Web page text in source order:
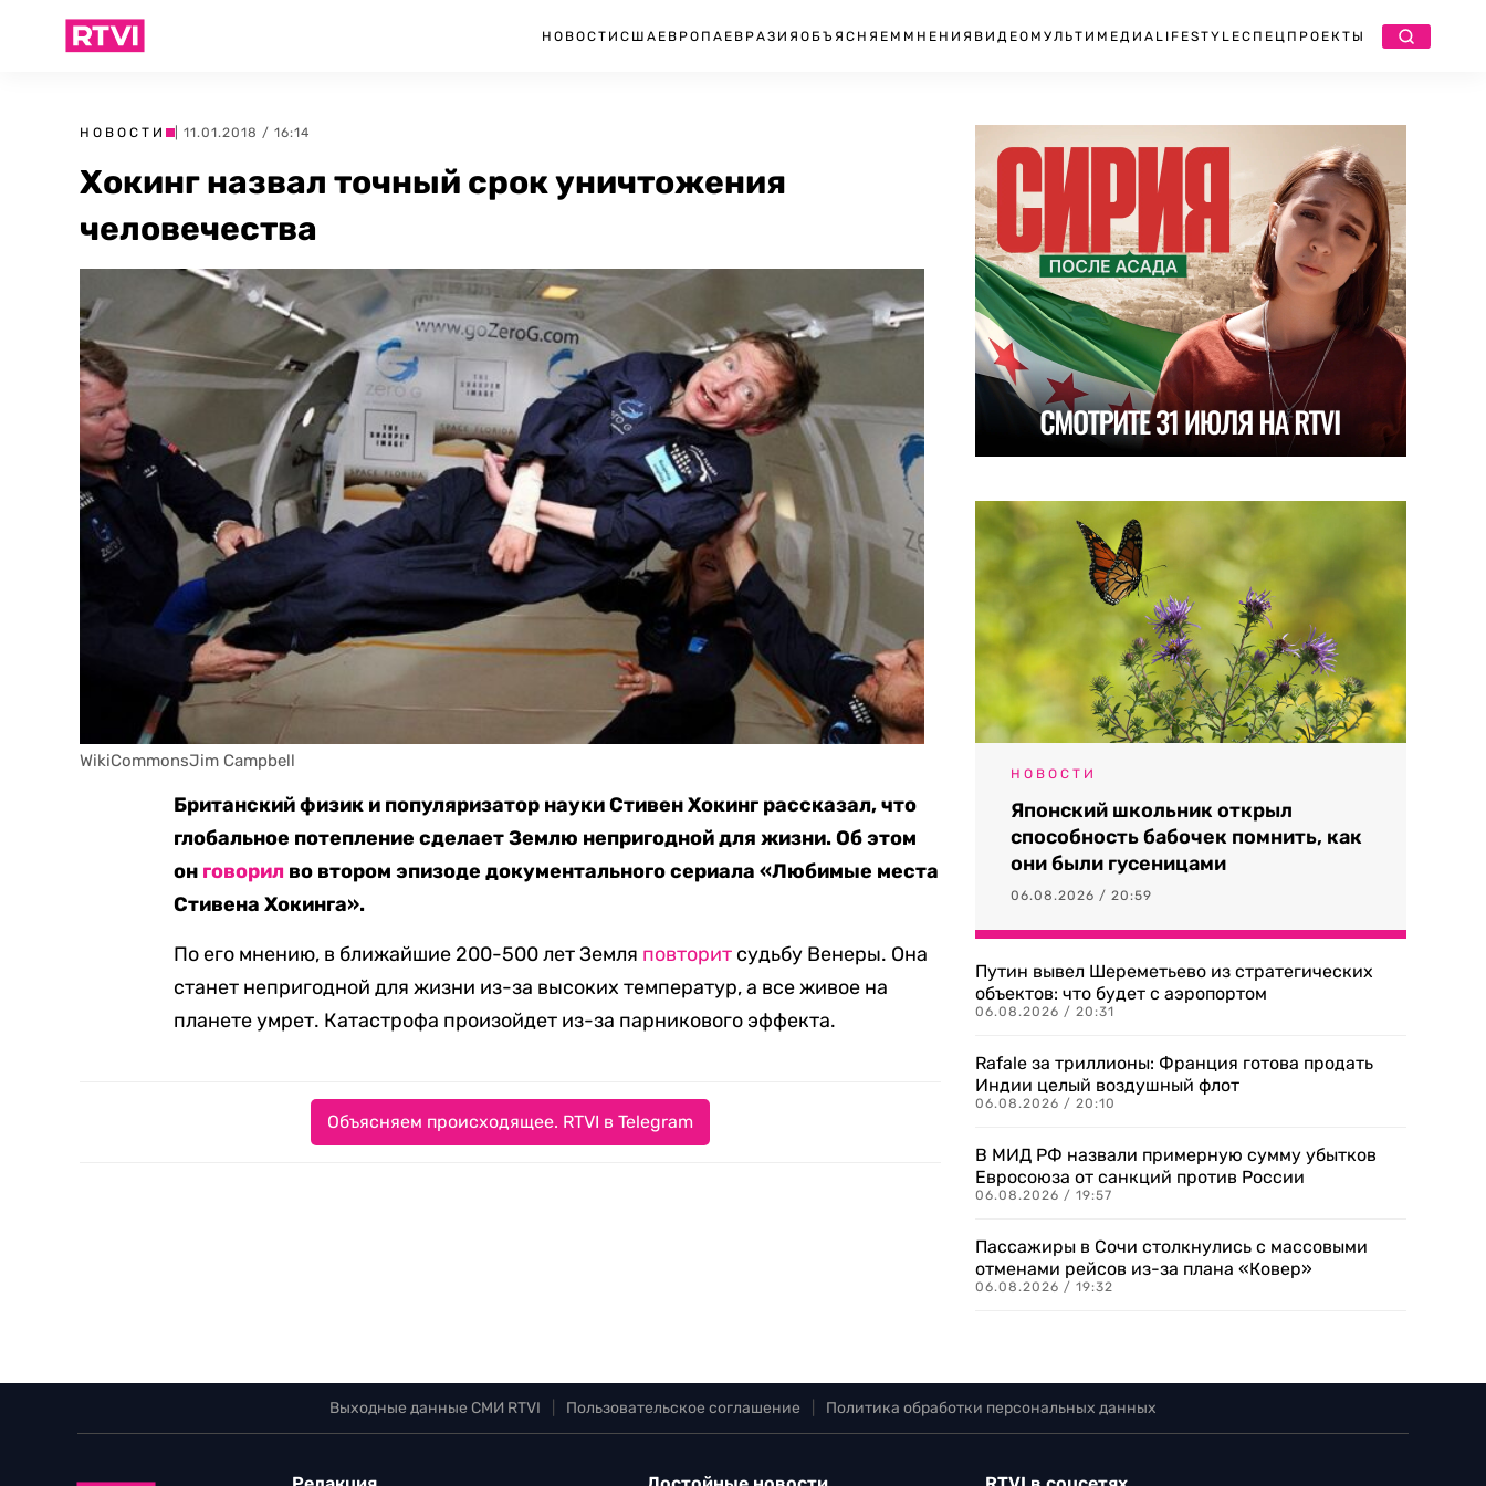
НОВОСТИ США ЕВРОПА ЕВРАЗИЯ ОБЪЯСНЯЕМ МНЕНИЯ ВИДЕО МУЛЬТИМЕДИА LIFESTYLEСПЕЦПРОЕКТЫ
НОВОСТИ | 11.01.2018 / 16:14
Хокинг назвал точный срок уничтожения
человечества
WikiCommonsJim Campbell
Британский физик и популяризатор науки Стивен Хокинг рассказал, что
глобальное потепление сделает Землю непригодной для жизни. Об этом
он говорил во втором эпизоде документального сериала «Любимые места
Стивена Хокинга».
По его мнению, в ближайшие 200-500 лет Земля повторит судьбу Венеры. Она
станет непригодной для жизни из-за высоких температур, а все живое на
планете умрет. Катастрофа произойдет из-за парникового эффекта.
Объясняем происходящее. RTVI в Telegram
НОВОСТИ
Японский школьник открыл
способность бабочек помнить, как
они были гусеницами
06.08.2026 / 20:59
Путин вывел Шереметьево из стратегических
объектов: что будет с аэропортом
06.08.2026 / 20:31
Rafale за триллионы: Франция готова продать
Индии целый воздушный флот
06.08.2026 / 20:10
В МИД РФ назвали примерную сумму убытков
Евросоюза от санкций против России
06.08.2026 / 19:57
Пассажиры в Сочи столкнулись с массовыми
отменами рейсов из-за плана «Ковер»
06.08.2026 / 19:32
Выходные данные СМИ RTVI Пользовательское соглашение Политика обработки персональных данных